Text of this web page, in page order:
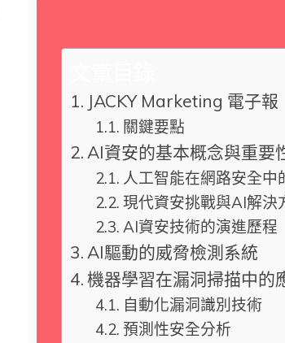
JACKY Marketing 電子報
關鍵要點
AI資安的基本概念與重要
人工智能在網路安全中
現代資安挑戰與AI解決
AI資安技術的演進歷程
AI驅動的威脅檢測系統
機器學習在漏洞掃描中的
自動化漏洞識別技術
預測性安全分析